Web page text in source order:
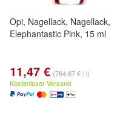
Opi, Nagellack, Nagellack,
Elephantastic Pink, 15 ml
11,47 € (764,67 € / l)
Kostenloser Versand